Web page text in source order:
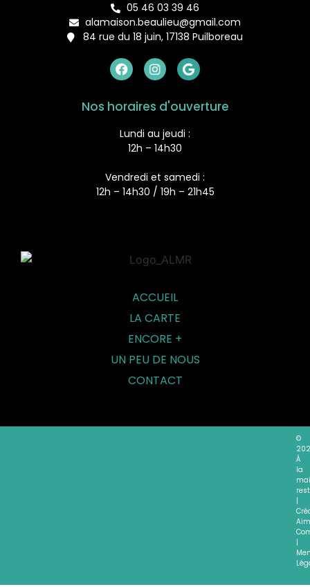
05 46 03 39 46
alamaison.beaulieu@gmail.com
84 rue du 18 juin, 17138 Puilboreau
Nos horaires d'ouverture
Lundi au jeudi :
12h – 14h30
Vendredi et samedi :
12h – 14h30 / 19h – 21h45
ACCUEIL
LA CARTE
ENCORE +
UN PEU DE NOUS
CONTACT
©
À
la
|
|